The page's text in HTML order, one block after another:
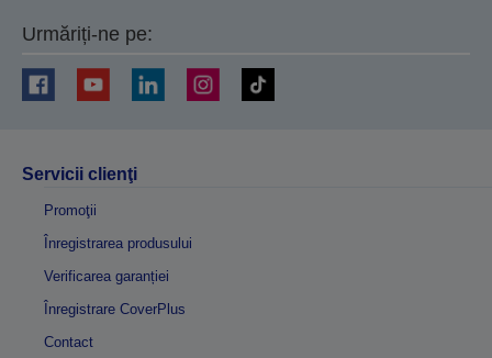
Urmăriți-ne pe:
Servicii clienţi
Promoţii
Înregistrarea produsului
Verificarea garanției
Înregistrare CoverPlus
Contact